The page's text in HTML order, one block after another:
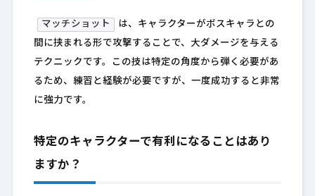
マッチショット は、キャラクターがボスキャラとの
間に挟まれる形で攻撃することで、大ダメージを与える
テクニックです。この技は特定の角度から弾く必要があ
るため、練習と経験が必要ですが、一度成功すると非常
に強力です。
特定のキャラクターで有利になることはあり
ますか？